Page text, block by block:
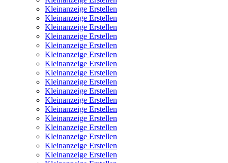
Kleinanzeige Erstellen
Kleinanzeige Erstellen
Kleinanzeige Erstellen
Kleinanzeige Erstellen
Kleinanzeige Erstellen
Kleinanzeige Erstellen
Kleinanzeige Erstellen
Kleinanzeige Erstellen
Kleinanzeige Erstellen
Kleinanzeige Erstellen
Kleinanzeige Erstellen
Kleinanzeige Erstellen
Kleinanzeige Erstellen
Kleinanzeige Erstellen
Kleinanzeige Erstellen
Kleinanzeige Erstellen
Kleinanzeige Erstellen